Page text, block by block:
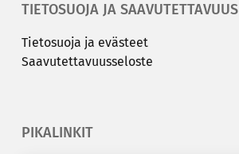
TIETOSUOJA JA SAAVUTETTAVUUS
Tie­to­suo­ja ja eväs­teet
Saa­vu­tet­ta­vuus­se­los­te
PIKALINKIT